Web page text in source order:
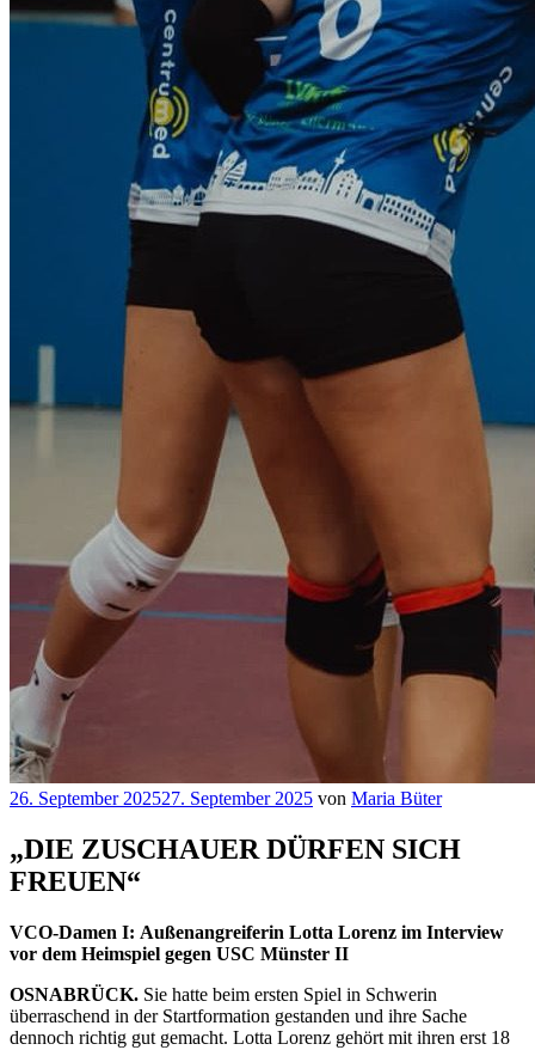
Veröffentlicht
26. September 202527. September 2025 von Maria Büter
„DIE ZUSCHAUER DÜRFEN SICH
FREUEN“
VCO-Damen I: Außenangreiferin Lotta Lorenz im Interview
vor dem Heimspiel gegen USC Münster II
OSNABRÜCK. Sie hatte beim ersten Spiel in Schwerin
überraschend in der Startformation gestanden und ihre Sache
dennoch richtig gut gemacht. Lotta Lorenz gehört mit ihren erst 18